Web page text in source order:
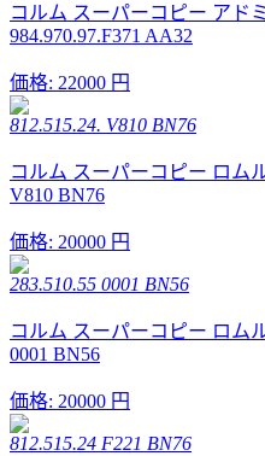
コルム スーパーコピー アド
984.970.97.F371 AA32
価格: 22000 円
812.515.24. V810 BN76
コルム スーパーコピー ロム
V810 BN76
価格: 20000 円
283.510.55 0001 BN56
コルム スーパーコピー ロム
0001 BN56
価格: 20000 円
812.515.24 F221 BN76